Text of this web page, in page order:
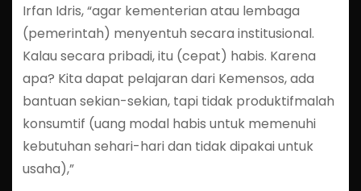
Irfan Idris, “agar kementerian atau lembaga
(pemerintah) menyentuh secara institusional.
Kalau secara pribadi, itu (cepat) habis. Karena
apa? Kita dapat pelajaran dari Kemensos, ada
bantuan sekian-sekian, tapi tidak produktifmalah
konsumtif (uang modal habis untuk memenuhi
kebutuhan sehari-hari dan tidak dipakai untuk
usaha),”